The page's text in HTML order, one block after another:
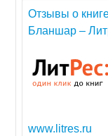
Отзывы о
Бланшар –
www.litres.ru